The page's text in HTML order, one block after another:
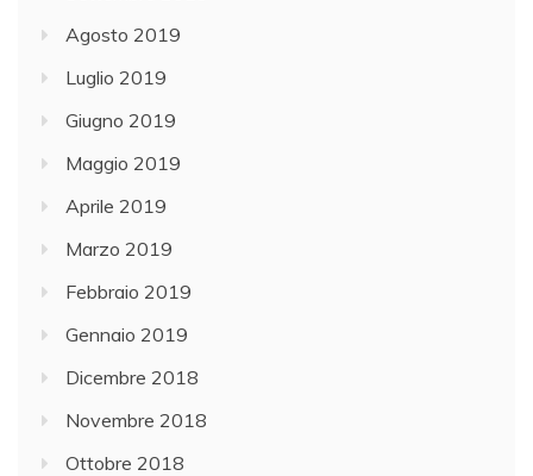
Agosto 2019
Luglio 2019
Giugno 2019
Maggio 2019
Aprile 2019
Marzo 2019
Febbraio 2019
Gennaio 2019
Dicembre 2018
Novembre 2018
Ottobre 2018